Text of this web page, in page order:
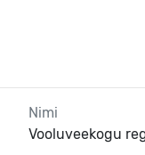
Nimi
Vooluveekogu